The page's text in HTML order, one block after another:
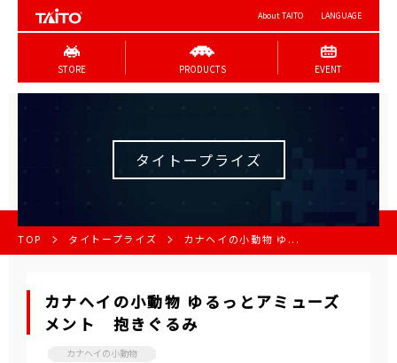
About TAITO LANGUAGE
STORE PRODUCTS EVENT
タイトープライズ
TOP タイトープライズ カナヘイの小動物 ゆ...
カナヘイの小動物 ゆるっとアミューズ
メント 抱きぐるみ
カナヘイの小動物